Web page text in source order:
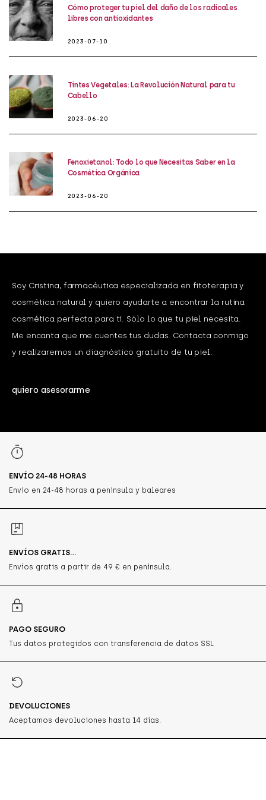
Cómo proteger tu piel del daño de los radicales
libres con antioxidantes
2023-07-10
Tintes Vegetales: La Revolución Natural para tu
Cabello
2023-06-20
Fenoxietanol: Todo lo que Necesitas Saber en la
Cosmética Orgánica
2023-06-20
Soy Cristina, farmacéutica especializada en fitoterapia y
cosmética natural y quiero ayudarte a encontrar la rutina
cosmética perfecta para ti. Sólo lo que tu piel necesita.
Me encanta que me cuentes tus dudas. Contacta conmigo
y realizaremos un diagnóstico gratuito de tu piel.
quiero asesorarme
ENVÍO 24-48 HORAS
Envío en 24-48 horas a península y baleares
ENVÍOS GRATIS...
Envíos gratis a partir de 49 € en península.
PAGO SEGURO
Tus datos protegidos con transferencia de datos SSL
DEVOLUCIONES
Aceptamos devoluciones hasta 14 días.